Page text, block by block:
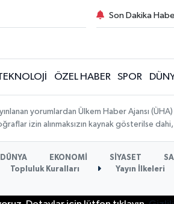
Son Dakika
ÖZEL HABER SPOR
yorumlardan Ülkem Haber Ajansı
izin alınmaksızın kaynak gösterilse
DÜNYA EKONOMİ SİYASET
Topluluk Kuralları Yayın İlkeleri